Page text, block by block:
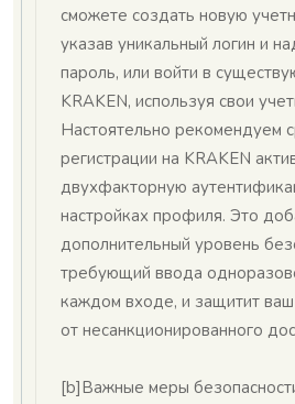
сможете создать новую
указав уникальный логин и
пароль, или войти в
KRAKEN, используя свои
Настоятельно рекомендуем
регистрации на KRAKEN
двухфакторную
настройках профиля. Это
дополнительный уровень
требующий ввода
каждом входе, и защитит ваш
от несанкционированного
[b]Важные меры